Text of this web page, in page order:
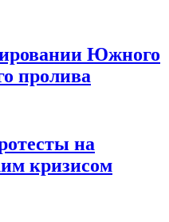
Южного
пролива
на
кризисом